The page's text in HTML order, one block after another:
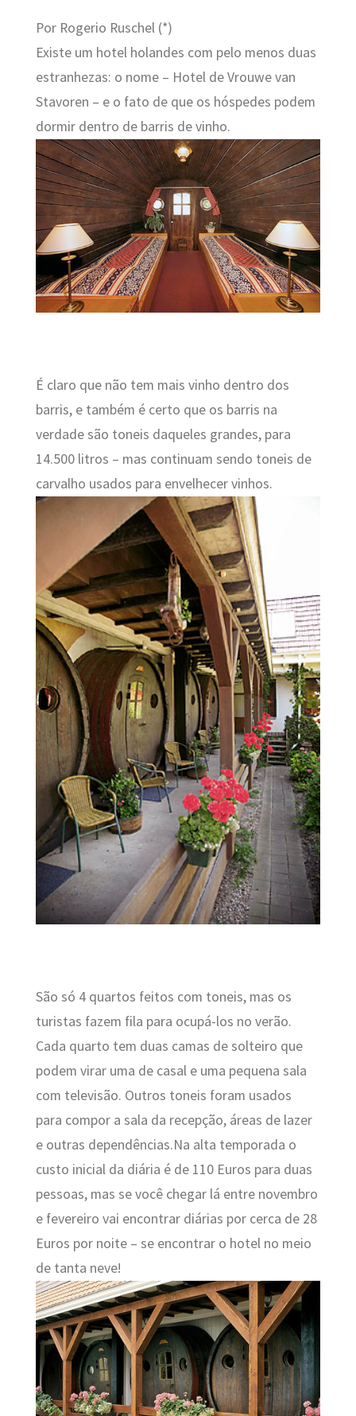
Por Rogerio Ruschel (*)
Existe um hotel holandes com pelo menos duas
estranhezas: o nome – Hotel de Vrouwe van
Stavoren – e o fato de que os hóspedes podem
dormir dentro de barris de vinho.
É claro que não tem mais vinho dentro dos
barris, e também é certo que os barris na
verdade são toneis daqueles grandes, para
14.500 litros – mas continuam sendo toneis de
carvalho usados para envelhecer vinhos.
São só 4 quartos feitos com toneis, mas os
turistas fazem fila para ocupá-los no verão.
Cada quarto tem duas camas de solteiro que
podem virar uma de casal e uma pequena sala
com televisão. Outros toneis foram usados
para compor a sala da recepção, áreas de lazer
e outras dependências.Na alta temporada o
custo inicial da diária é de 110 Euros para duas
pessoas, mas se você chegar lá entre novembro
e fevereiro vai encontrar diárias por cerca de 28
Euros por noite – se encontrar o hotel no meio
de tanta neve!